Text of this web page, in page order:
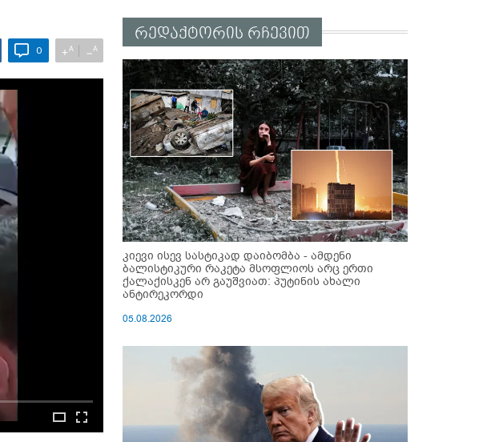
0 +A −A
რედაქტორის რჩევით
კიევი ისევ სასტიკად დაიბომბა - ამდენი
ბალისტიკური რაკეტა მსოფლიოს არც ერთი
ქალაქისკენ არ გაუშვიათ: პუტინის ახალი
ანტირეკორდი
05.08.2026